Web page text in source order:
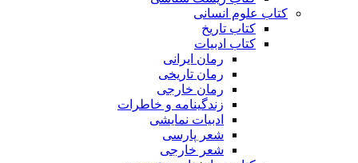
کتاب علوم انسانی
کتاب تاریخ
کتاب ادبیات
رمان ایرانی
رمان تاریخی
رمان خارجی
زندگینامه و خاطرات
ادبیات نمایشی
شعر پارسی
شعر خارجی